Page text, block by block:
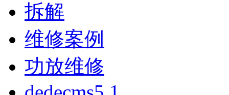
拆解
维修案例
功放维修